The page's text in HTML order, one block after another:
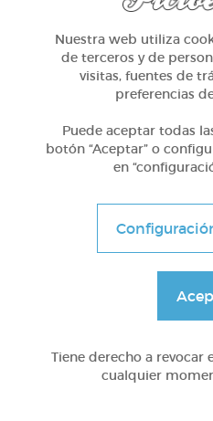
2º Primaria
Las
Nuestra web utiliza
de terceros y de
visitas, fuentes de
preferencias
Puede aceptar todas
botón “Aceptar” o
en
Tiene derecho a revocar
cualquier